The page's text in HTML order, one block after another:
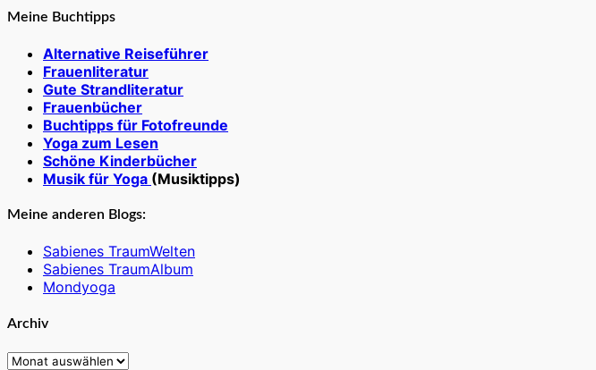
Meine Buchtipps
Alternative Reiseführer
Frauenliteratur
Gute Strandliteratur
Frauenbücher
Buchtipps für Fotofreunde
Yoga zum Lesen
Schöne Kinderbücher
Musik für Yoga (Musiktipps)
Meine anderen Blogs:
Sabienes TraumWelten
Sabienes TraumAlbum
Mondyoga
Archiv
Archiv